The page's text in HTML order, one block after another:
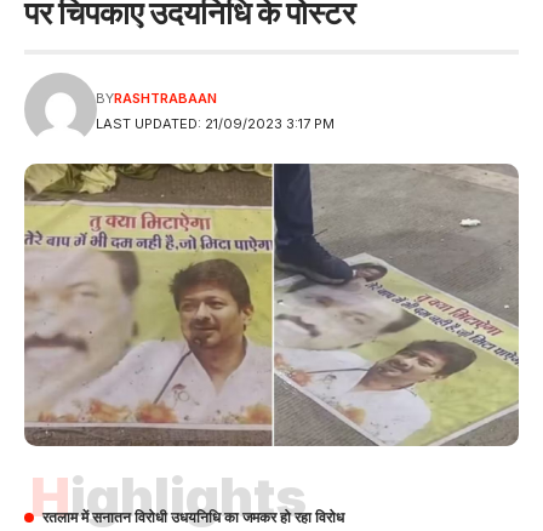
पर चिपकाए उदयनिधि के पोस्टर
LAST UPDATED: 21/09/2023 3:17 PM
BYRASHTRABAAN
Highlights
रतलाम में सनातन विरोधी उधयनिधि का जमकर हो रहा विरोध